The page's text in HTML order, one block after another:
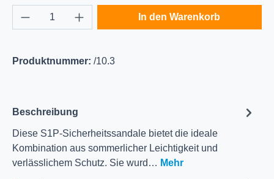
Produkt Anzahl: Gib den gewünschten
In den Warenkorb
Produktnummer: /10.3
Beschreibung
Diese S1P-Sicherheitssandale bietet die ideale
Kombination aus sommerlicher Leichtigkeit und
verlässlichem Schutz. Sie wurd… Mehr